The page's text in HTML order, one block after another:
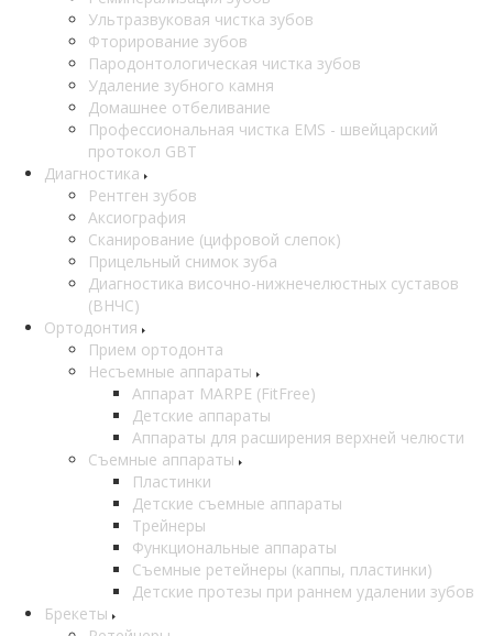
Ультразвуковая чистка зубов
Фторирование зубов
Пародонтологическая чистка зубов
Удаление зубного камня
Домашнее отбеливание
Профессиональная чистка EMS - швейцарский
протокол GBT
Диагностика
Рентген зубов
Аксиография
Сканирование (цифровой слепок)
Прицельный снимок зуба
Диагностика височно-нижнечелюстных суставов
(ВНЧС)
Ортодонтия
Прием ортодонта
Несъемные аппараты
Аппарат MARPE (FitFree)
Детские аппараты
Аппараты для расширения верхней челюсти
Съемные аппараты
Пластинки
Детские съемные аппараты
Трейнеры
Функциональные аппараты
Съемные ретейнеры (каппы, пластинки)
Детские протезы при раннем удалении зубов
Брекеты